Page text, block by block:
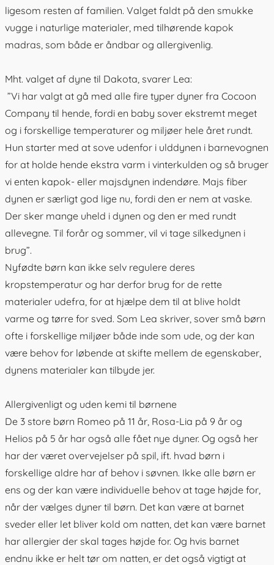
ligesom resten af familien. Valget faldt på den smukke
vugge i naturlige materialer, med tilhørende kapok
madras, som både er åndbar og allergivenlig.
Mht. valget af dyne til Dakota, svarer Lea:
”Vi har valgt at gå med alle fire typer dyner fra Cocoon
Company til hende, fordi en baby sover ekstremt meget
og i forskellige temperaturer og miljøer hele året rundt.
Hun starter med at sove udenfor i ulddynen i barnevognen
for at holde hende ekstra varm i vinterkulden og så bruger
vi enten kapok- eller majsdynen indendøre. Majs fiber
dynen er særligt god lige nu, fordi den er nem at vaske.
Der sker mange uheld i dynen og den er med rundt
allevegne. Til forår og sommer, vil vi tage silkedynen i
brug”.
Nyfødte børn kan ikke selv regulere deres
kropstemperatur og har derfor brug for de rette
materialer udefra, for at hjælpe dem til at blive holdt
varme og tørre for sved. Som Lea skriver, sover små børn
ofte i forskellige miljøer både inde som ude, og der kan
være behov for løbende at skifte mellem de egenskaber,
dynens materialer kan tilbyde jer.
Allergivenligt og uden kemi til børnene
De 3 store børn Romeo på 11 år, Rosa-Lia på 9 år og
Helios på 5 år har også alle fået nye dyner. Og også her
har der været overvejelser på spil, ift. hvad børn i
forskellige aldre har af behov i søvnen. Ikke alle børn er
ens og der kan være individuelle behov at tage højde for,
når der vælges dyner til børn. Det kan være at barnet
sveder eller let bliver kold om natten, det kan være barnet
har allergier der skal tages højde for. Og hvis barnet
endnu ikke er helt tør om natten, er det også vigtigt at